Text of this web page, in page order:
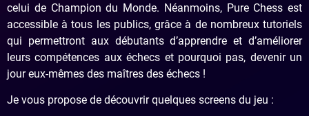
celui de Champion du Monde. Néanmoins, Pure Chess est
accessible à tous les publics, grâce à de nombreux tutoriels
qui permettront aux débutants d’apprendre et d’améliorer
leurs compétences aux échecs et pourquoi pas, devenir un
jour eux-mêmes des maîtres des échecs !
Je vous propose de découvrir quelques screens du jeu :